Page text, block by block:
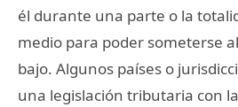
él durante una parte o la
medio para poder someterse
bajo. Algunos países o
una legislación tributaria con